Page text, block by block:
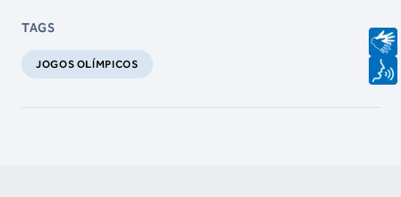
TAGS
JOGOS OLÍMPICOS